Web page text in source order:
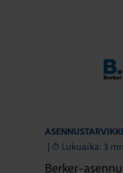
|
Lukuaika: 3
Berker-